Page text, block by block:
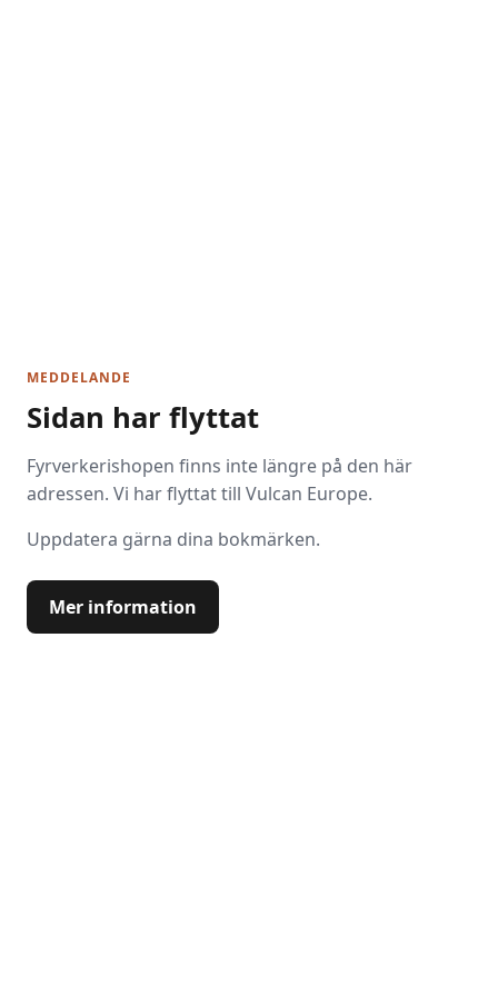
MEDDELANDE
Sidan har flyttat
Fyrverkerishopen finns inte längre på den här
adressen. Vi har flyttat till Vulcan Europe.
Uppdatera gärna dina bokmärken.
Mer information